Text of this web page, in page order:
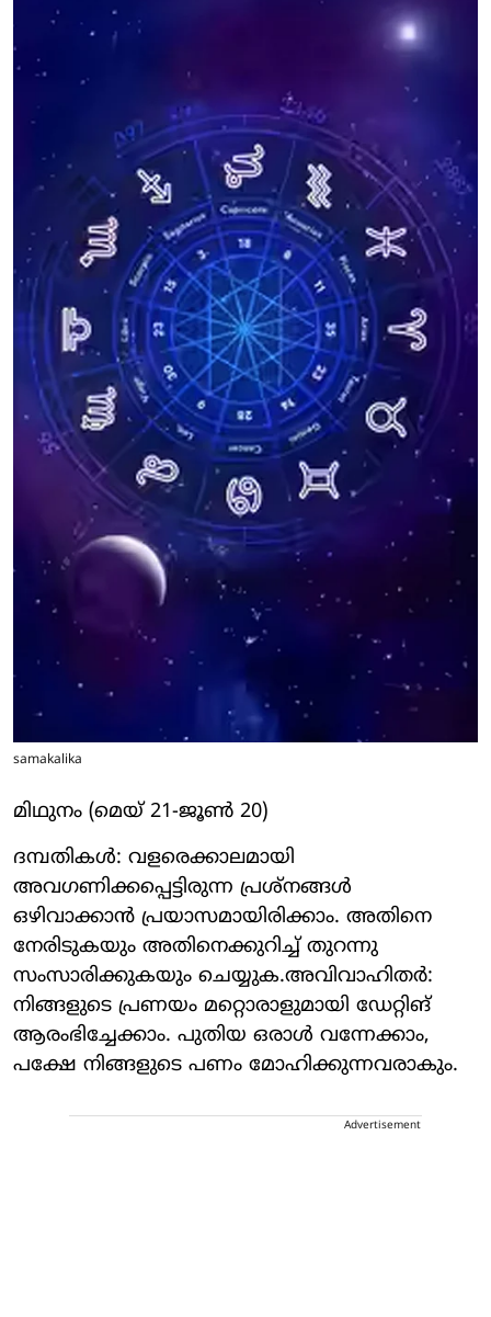
samakalika
മിഥുനം (മെയ് 21-ജൂണ്‍ 20)
ദമ്പതികള്‍: വളരെക്കാലമായി
അവഗണിക്കപ്പെട്ടിരുന്ന പ്രശ്‌നങ്ങള്‍
ഒഴിവാക്കാന്‍ പ്രയാസമായിരിക്കാം. അതിനെ
നേരിടുകയും അതിനെക്കുറിച്ച് തുറന്നു
സംസാരിക്കുകയും ചെയ്യുക.അവിവാഹിതര്‍:
നിങ്ങളുടെ പ്രണയം മറ്റൊരാളുമായി ഡേറ്റിങ്
ആരംഭിച്ചേക്കാം. പുതിയ ഒരാള്‍ വന്നേക്കാം,
പക്ഷേ നിങ്ങളുടെ പണം മോഹിക്കുന്നവരാകും.
Advertisement